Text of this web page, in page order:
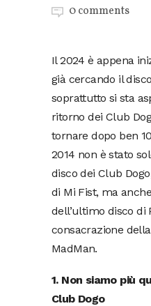
0 comments
Il 2024 è appena
già cercando il
soprattutto si sta
ritorno dei Club
tornare dopo ben
2014 non è stato
disco dei Club
di Mi Fist, ma
dell’ultimo disco di
consacrazione
MadMan.
1. Non siamo più
Club Dogo